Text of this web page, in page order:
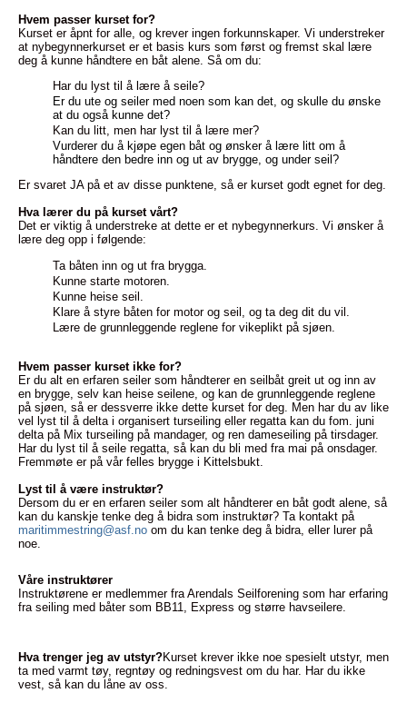
Hvem passer kurset for?
Kurset er åpnt for alle, og krever ingen forkunnskaper. Vi understreker
at nybegynnerkurset er et basis kurs som først og fremst skal lære
deg å kunne håndtere en båt alene. Så om du:
Har du lyst til å lære å seile?
Er du ute og seiler med noen som kan det, og skulle du ønske
at du også kunne det?
Kan du litt, men har lyst til å lære mer?
Vurderer du å kjøpe egen båt og ønsker å lære litt om å
håndtere den bedre inn og ut av brygge, og under seil?
Er svaret JA på et av disse punktene, så er kurset godt egnet for deg.
Hva lærer du på kurset vårt?
Det er viktig å understreke at dette er et nybegynnerkurs. Vi ønsker å
lære deg opp i følgende:
Ta båten inn og ut fra brygga.
Kunne starte motoren.
Kunne heise seil.
Klare å styre båten for motor og seil, og ta deg dit du vil.
Lære de grunnleggende reglene for vikeplikt på sjøen.
Hvem passer kurset ikke for?
Er du alt en erfaren seiler som håndterer en seilbåt greit ut og inn av
en brygge, selv kan heise seilene, og kan de grunnleggende reglene
på sjøen, så er dessverre ikke dette kurset for deg. Men har du av like
vel lyst til å delta i organisert turseiling eller regatta kan du fom. juni
delta på Mix turseiling på mandager, og ren dameseiling på tirsdager.
Har du lyst til å seile regatta, så kan du bli med fra mai på onsdager.
Fremmøte er på vår felles brygge i Kittelsbukt.
Lyst til å være instruktør?
Dersom du er en erfaren seiler som alt håndterer en båt godt alene, så
kan du kanskje tenke deg å bidra som instruktør? Ta kontakt på
maritimmestring@asf.no om du kan tenke deg å bidra, eller lurer på
noe.
Våre instruktører
Instruktørene er medlemmer fra Arendals Seilforening som har erfaring
fra seiling med båter som BB11, Express og større havseilere.
Hva trenger jeg av utstyr?Kurset krever ikke noe spesielt utstyr, men
ta med varmt tøy, regntøy og redningsvest om du har. Har du ikke
vest, så kan du låne av oss.